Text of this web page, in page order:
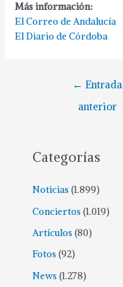
Más información:
El Correo de Andalucía
El Diario de Córdoba
← Entrada
anterior
Categorías
Noticias (1.899)
Conciertos (1.019)
Artículos (80)
Fotos (92)
News (1.278)